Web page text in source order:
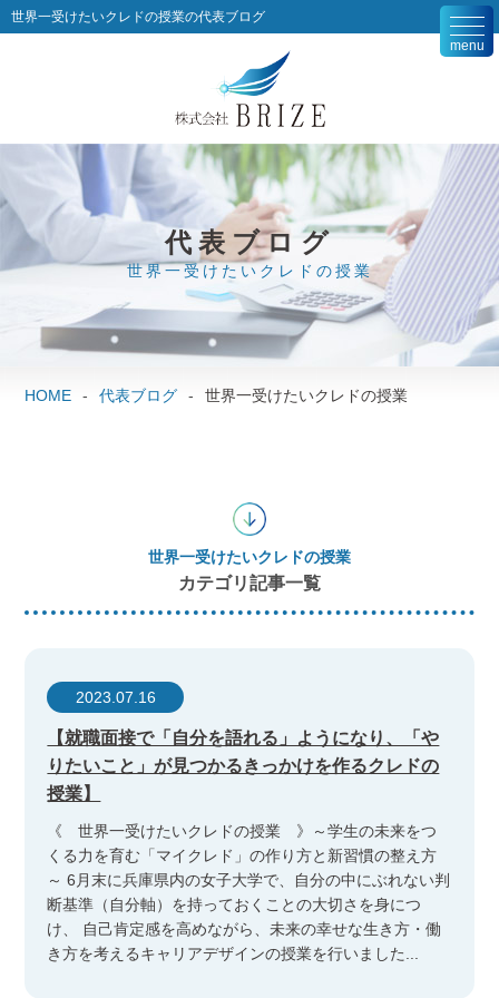
世界一受けたいクレドの授業の代表ブログ
代表ブログ
世界一受けたいクレドの授業
HOME 代表ブログ 世界一受けたいクレドの授業
世界一受けたいクレドの授業
カテゴリ記事一覧
2023.07.16
【就職面接で「自分を語れる」ようになり、「や
りたいこと」が見つかるきっかけを作るクレドの
授業】
《 世界一受けたいクレドの授業 》～学生の未来をつ
くる力を育む「マイクレド」の作り方と新習慣の整え方
～ 6月末に兵庫県内の女子大学で、自分の中にぶれない判
断基準（自分軸）を持っておくことの大切さを身につ
け、 自己肯定感を高めながら、未来の幸せな生き方・働
き方を考えるキャリアデザインの授業を行いました...